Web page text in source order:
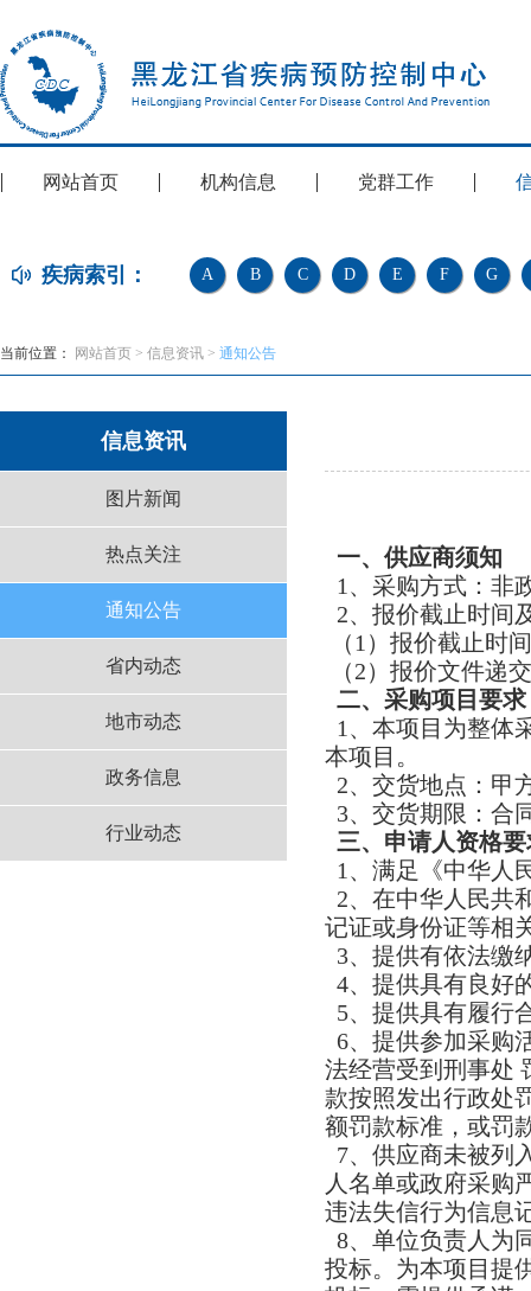
网站首页 机构信息 党群工作
疾病索引： A B C D E F G
当前位置： 网站首页 > 信息资讯 > 通知公告
信息资讯
图片新闻
热点关注
通知公告
省内动态
地市动态
政务信息
行业动态
一、供应商须知
1、采购方式：非
2、报价截止时间
（1）报价截止时
（2）报价文件递
二、采购项目要求
1、本项目为整体
本项目。
2、交货地点：甲
3、交货期限：合
三、申请人资格
1、满足《中华人
2、在中华人民共
记证或身份证等相
3、提供有依法缴
4、提供具有良好
5、提供具有履行
6、提供参加采购
法经营受到刑事处
款按照发出行政处
额罚款标准，或罚
7、供应商未被列
人名单或政府采购
违法失信行为信息
8、单位负责人为
投标。为本项目提